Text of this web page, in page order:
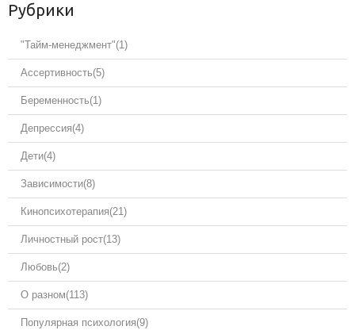
Рубрики
"Тайм-менеджмент"(1)
Ассертивность(5)
Беременность(1)
Депрессия(4)
Дети(4)
Зависимости(8)
Кинопсихотерапия(21)
Личностный рост(13)
Любовь(2)
О разном(113)
Популярная психология(9)